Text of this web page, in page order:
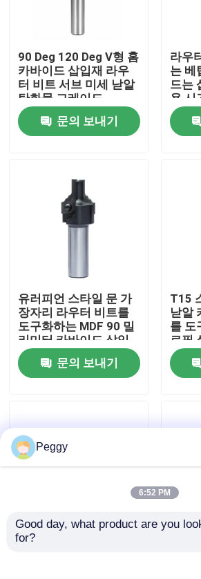
우리에 대하여
공장 여행
품질 관리
인용문을 요구하세요
스트레이트 라우터 비트
프로필 라우터 비트
90 Deg 120 Deg V형 홈
카바이드 삽입재 라우
터 비트 서브 미세 낟알
탄화물 그레이드
문의 보내기
라우
는 베
드는
용 시
니다
유러피언 스타일 문 가
장자리 라우터 비트를
도구화하는 MDF 90 밀
리미터 카바이드 삽입
재
문의 보내기
T15
낟알
를 도
로필
스레드 축 베탑 도구를
Peggy
6:52 PM
Good day, what product are you
for?